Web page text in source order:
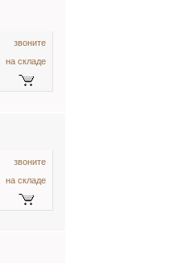
звоните
на складе
звоните
на складе